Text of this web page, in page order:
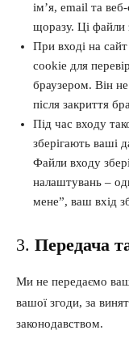
ім’я, email та
щоразу. Ці файли
При вході на
cookie для
браузером. Він
після закриття
Під час входу
зберігають ваші
Файли входу
налаштувань –
мене”, ваш вхід
3. Передача
Ми не передаємо
вашої згоди, за
законодавством.